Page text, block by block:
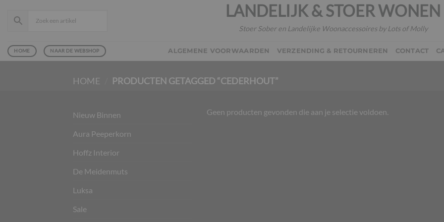
naar
LANDELIJK & STOER WONEN
Stoer Sober en Landelijke Woonaccessoires by Lots of Molly
HOME NAAR DE WEBSHOP ALGEMENE VOORWAARDEN VERZENDING & RETOURNEREN CONTACT
HOME PRODUCTEN GETAGGED “CEDERHOUT”
Nieuw Binnen
Aura Peeperkorn
Hoffz Interior
De Meidenmuts
Luksa
Sale
Geen producten gevonden die aan je selectie voldoen.